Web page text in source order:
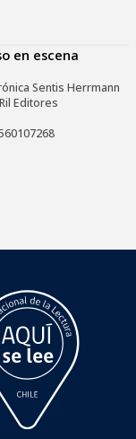
en escena
Sentis Herrmann
Ril Editores